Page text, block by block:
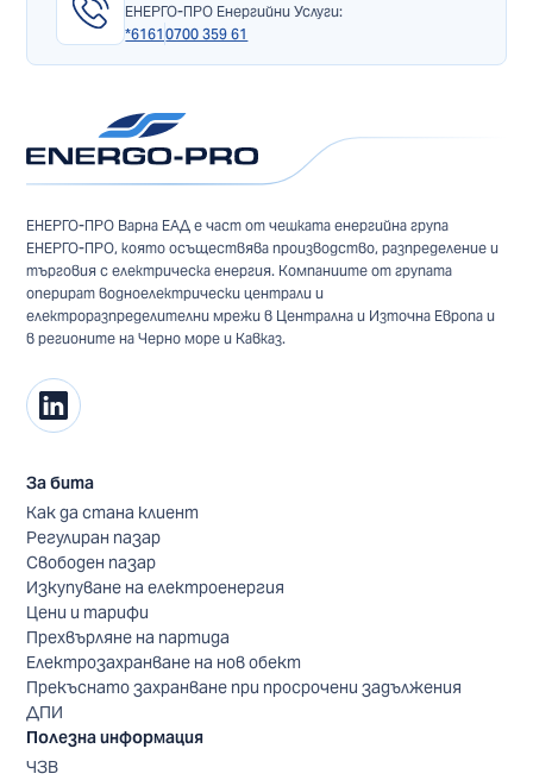
ЕНЕРГО-ПРО Енергийни Услуги:
*6161 0700 359 61
ЕНЕРГО-ПРО Варна ЕАД е част от чешката енергийна група
ЕНЕРГО-ПРО, която осъществява производство, разпределение и
търговия с електрическа енергия. Компаниите от групата
оперират водноелектрически централи и
електроразпределителни мрежи в Централна и Източна Европа и
в регионите на Черно море и Кавказ.
За бита
Как да стана клиент
Регулиран пазар
Свободен пазар
Изкупуване на електроенергия
Цени и тарифи
Прехвърляне на партида
Електрозахранване на нов обект
Прекъснато захранване при просрочени задължения
ДПИ
Полезна информация
ЧЗВ